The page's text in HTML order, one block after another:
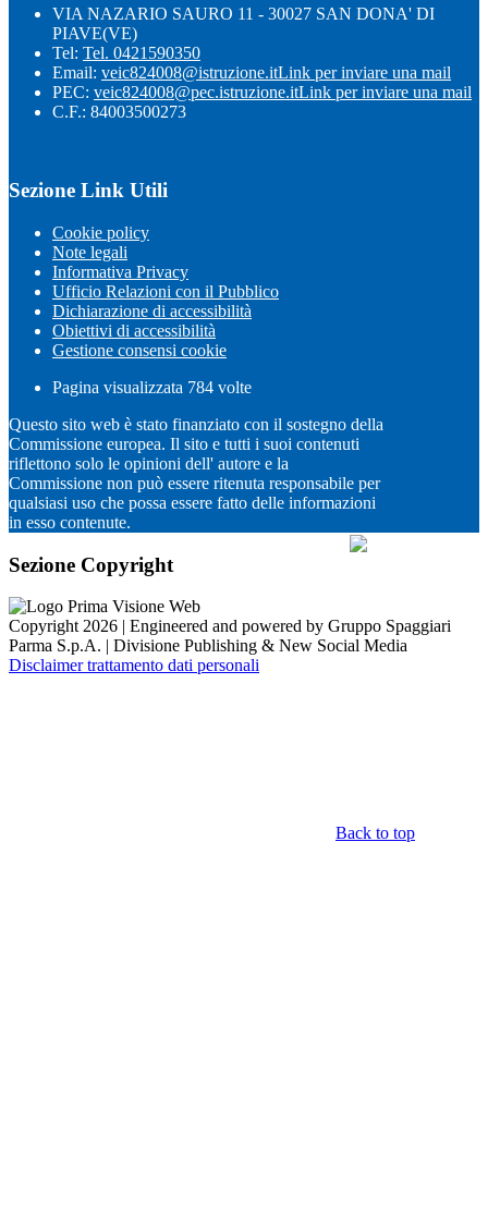
VIA NAZARIO SAURO 11 - 30027 SAN DONA' DI
PIAVE(VE)
Tel: Tel. 0421590350
Email: veic824008@istruzione.itLink per inviare una mail
PEC: veic824008@pec.istruzione.itLink per inviare una mail
C.F.: 84003500273
Sezione Link Utili
Cookie policy
Note legali
Informativa Privacy
Ufficio Relazioni con il Pubblico
Dichiarazione di accessibilità
Obiettivi di accessibilità
Gestione consensi cookie
Pagina visualizzata 784 volte
Questo sito web è stato finanziato con il sostegno della
Commissione europea. Il sito e tutti i suoi contenuti
riflettono solo le opinioni dell' autore e la
Commissione non può essere ritenuta responsabile per
qualsiasi uso che possa essere fatto delle informazioni
in esso contenute.
Sezione Copyright
Copyright 2026 | Engineered and powered by Gruppo Spaggiari
Parma S.p.A. | Divisione Publishing & New Social Media
Disclaimer trattamento dati personali
Back to top